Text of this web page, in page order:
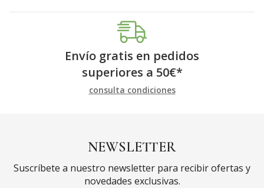
Envío gratis en pedidos
superiores a 50€*
consulta condiciones
NEWSLETTER
Suscríbete a nuestro newsletter para recibir ofertas y
novedades exclusivas.